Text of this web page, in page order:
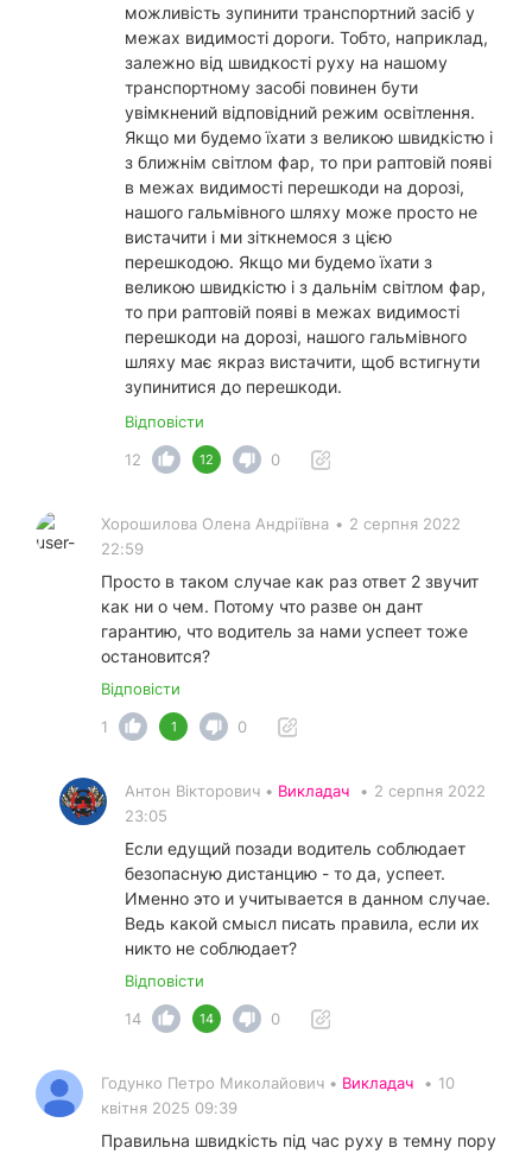
можливість зупинити транспортний засіб у
межах видимості дороги. Тобто, наприклад,
залежно від швидкості руху на нашому
транспортному засобі повинен бути
увімкнений відповідний режим освітлення.
Якщо ми будемо їхати з великою швидкістю і
з ближнім світлом фар, то при раптовій появі
в межах видимості перешкоди на дорозі,
нашого гальмівного шляху може просто не
вистачити і ми зіткнемося з цією
перешкодою. Якщо ми будемо їхати з
великою швидкістю і з дальнім світлом фар,
то при раптовій появі в межах видимості
перешкоди на дорозі, нашого гальмівного
шляху має якраз вистачити, щоб встигнути
зупинитися до перешкоди.
Відповісти
12
12 0
Хорошилова Олена Андріївна • 2 серпня 2022
22:59
Просто в таком случае как раз ответ 2 звучит
как ни о чем. Потому что разве он дант
гарантию, что водитель за нами успеет тоже
остановится?
Відповісти
1
1 0
Антон Вікторович • Викладач • 2 серпня 2022
23:05
Если едущий позади водитель соблюдает
безопасную дистанцию - то да, успеет.
Именно это и учитывается в данном случае.
Ведь какой смысл писать правила, если их
никто не соблюдает?
Відповісти
14
14 0
Годунко Петро Миколайович • Викладач • 10
квітня 2025 09:39
Правильна швидкість під час руху в темну пору